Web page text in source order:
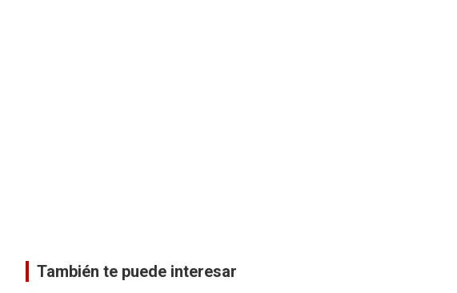
También te puede interesar